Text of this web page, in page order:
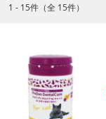
1 - 15件（全 15件）